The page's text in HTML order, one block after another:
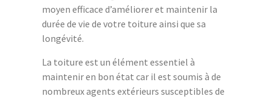
moyen efficace d’améliorer et maintenir la
durée de vie de votre toiture ainsi que sa
longévité.
La toiture est un élément essentiel à
maintenir en bon état car il est soumis à de
nombreux agents extérieurs susceptibles de